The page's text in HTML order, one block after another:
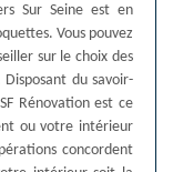
Sur Seine est en
Vous pouvez
sur le choix des
du savoir-
Rénovation est ce
ou votre intérieur
concordent